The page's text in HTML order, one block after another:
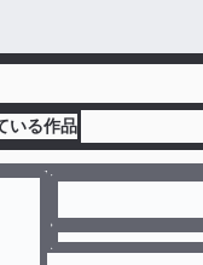
いる作品